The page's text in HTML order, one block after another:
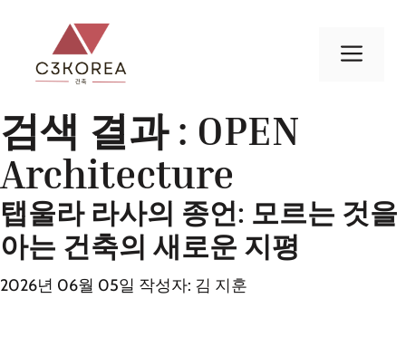
건
너
뛰
기
메
검색 결과 : OPEN
Architecture
탭울라 라사의 종언: 모르는 것을
아는 건축의 새로운 지평
2026년 06월 05일 작성자: 김 지훈